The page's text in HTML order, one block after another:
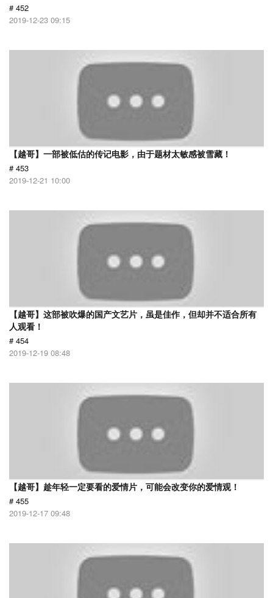
# 452
2019-12-23 09:15
【越哥】一部被低估的传记电影，由于题材太敏感被雪藏！
# 453
2019-12-21 10:00
【越哥】这部被吹爆的国产文艺片，虽是佳作，但却并不适合所有
人观看！
# 454
2019-12-19 08:48
【越哥】趁年轻一定要看的爱情片，可能会改变你的爱情观！
# 455
2019-12-17 09:48